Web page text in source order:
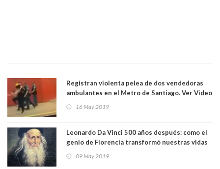
Registran violenta pelea de dos vendedoras
ambulantes en el Metro de Santiago. Ver Video
16 May 2019
Leonardo Da Vinci 500 años después: como el
genio de Florencia transformó nuestras vidas
09 May 2019